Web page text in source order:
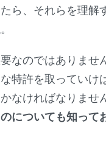
ら、それらを理解
なのではありませ
特許を取っていけ
なければなりませ
についても知って